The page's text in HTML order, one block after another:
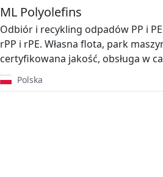
ML Polyolefins
Odbiór i recykling odpadów PP i
rPP i rPE. Własna flota, park
certyfikowana jakość, obsługa w
Polska